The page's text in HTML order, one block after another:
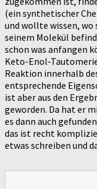
(ein synthetischer
und wollte wissen,
seinem Molekül
schon was anfangen
Keto-Enol-
Reaktion innerhalb
entsprechende
ist aber aus den
geworden. Da hat er
es dann auch
das ist recht
etwas schreiben und